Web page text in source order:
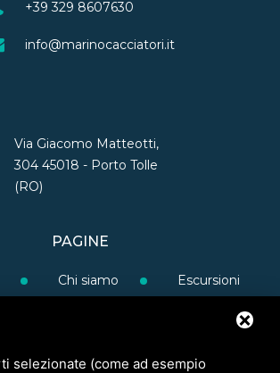
+39 329 8607630
info@marinocacciatori.it
Via Giacomo Matteotti,
304 45018 - Porto Tolle
(RO)
PAGINE
Chi siamo
Escursioni
selezionate (come ad esempio